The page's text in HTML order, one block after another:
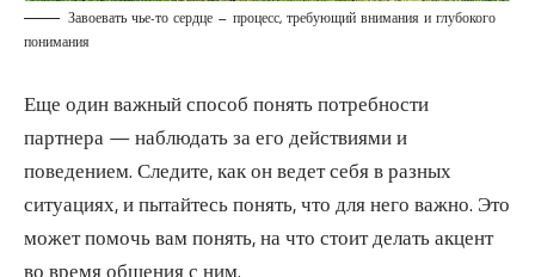
Завоевать чье-то сердце — процесс, требующий внимания и глубокого
понимания
Еще один важный способ понять потребности
партнера — наблюдать за его действиями и
поведением. Следите, как он ведет себя в разных
ситуациях, и пытайтесь понять, что для него важно. Это
может помочь вам понять, на что стоит делать акцент
во время общения с ним.